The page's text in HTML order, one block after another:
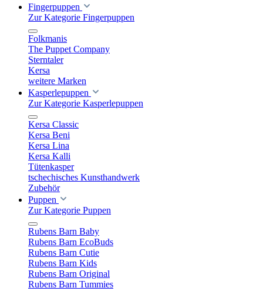
Fingerpuppen
Zur Kategorie Fingerpuppen
Folkmanis
The Puppet Company
Sterntaler
Kersa
weitere Marken
Kasperlepuppen
Zur Kategorie Kasperlepuppen
Kersa Classic
Kersa Beni
Kersa Lina
Kersa Kalli
Tütenkasper
tschechisches Kunsthandwerk
Zubehör
Puppen
Zur Kategorie Puppen
Rubens Barn Baby
Rubens Barn EcoBuds
Rubens Barn Cutie
Rubens Barn Kids
Rubens Barn Original
Rubens Barn Tummies